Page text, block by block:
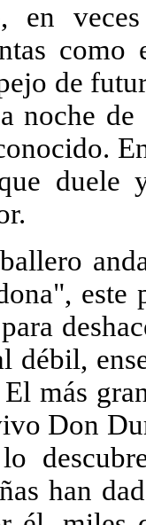
en
como
de
noche
duele
este
débil,
más
Don
han